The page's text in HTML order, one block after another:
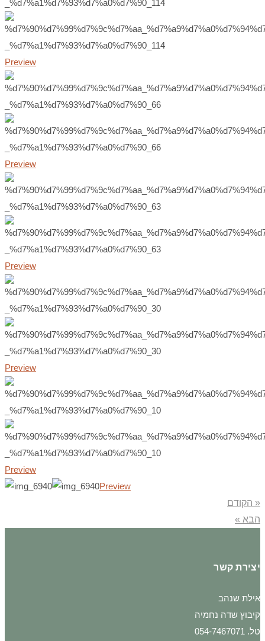
Preview
Preview
Preview
Preview
Preview
Preview
« הקודם
הבא »
יצירת קשר
אילת שנהב
קיבוץ שדה נחמיה
טל. 054-7467071